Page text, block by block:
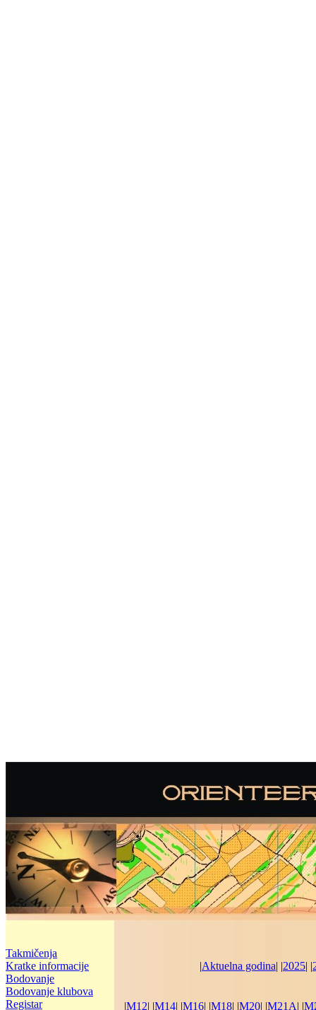
Takmičenja
Kratke informacije
Bodovanje
Bodovanje klubova
Registar
|Aktuelna godina| |2025| |
|M12| |M14| |M16| |M18| |M20| |M21A| |